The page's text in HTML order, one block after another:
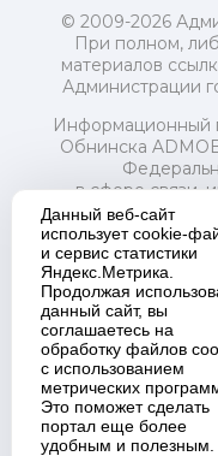
© 2009-2026
При полном,
материалов
Администрации
Информационный
Обнинска
в сфере связи,
и массовых
Свидетельство о
Учредитель:
распорядительный
Обнинск".
Адрес
Телефон
Настоящий
Политика в
Данный веб-сайт
использует cookie-
и сервис статистики
Яндекс.Метрика.
Продолжая
данный сайт, вы
соглашаетесь на
обработку файлов
с использованием
метрических
Это поможет сделать
портал еще более
удобным и полезным.